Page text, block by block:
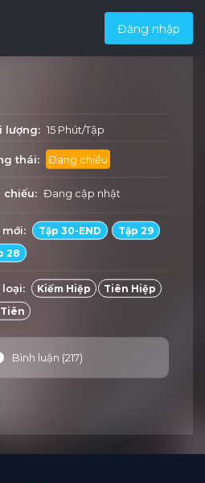
Đăng nhập
lượng: 15 Phút/Tập
thái: Đang chiếu
chiếu: Đang cập nhật
mới: Tập 30-END
Tập 29
28
loại: Kiếm Hiệp
Tiên Hiệp
Bình luận (217)